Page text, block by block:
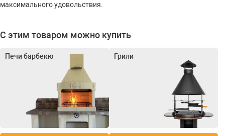
максимального удовольствия.
С этим товаром можно купить
Печи барбекю Грили